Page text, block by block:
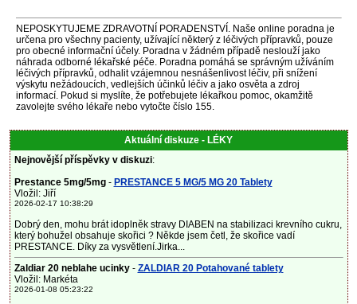
NEPOSKYTUJEME ZDRAVOTNÍ PORADENSTVÍ. Naše online poradna je
určena pro všechny pacienty, užívající některý z léčivých přípravků, pouze
pro obecné informační účely. Poradna v žádném případě neslouží jako
náhrada odborné lékařské péče. Poradna pomáhá se správným užíváním
léčivých přípravků, odhalit vzájemnou nesnášenlivost léčiv, při snížení
výskytu nežádoucích, vedlejších účinků léčiv a jako osvěta a zdroj
informací. Pokud si myslíte, že potřebujete lékařkou pomoc, okamžitě
zavolejte svého lékaře nebo vytočte číslo 155.
Aktuální diskuze - LÉKY
Nejnovější příspěvky v diskuzi:
Prestance 5mg/5mg- PRESTANCE 5 MG/5 MG 20 Tablety
Vložil: Jiří
2026-02-17 10:38:29
Dobrý den, mohu brát idoplněk stravy DIABEN na stabilizaci krevního cukru,
který bohužel obsahuje skořici ? Někde jsem četl, že skořice vadí
PRESTANCE. Díky za vysvětlení.Jirka...
Zaldiar 20 neblahe ucinky- ZALDIAR 20 Potahované tablety
Vložil: Markéta
2026-01-08 05:23:22